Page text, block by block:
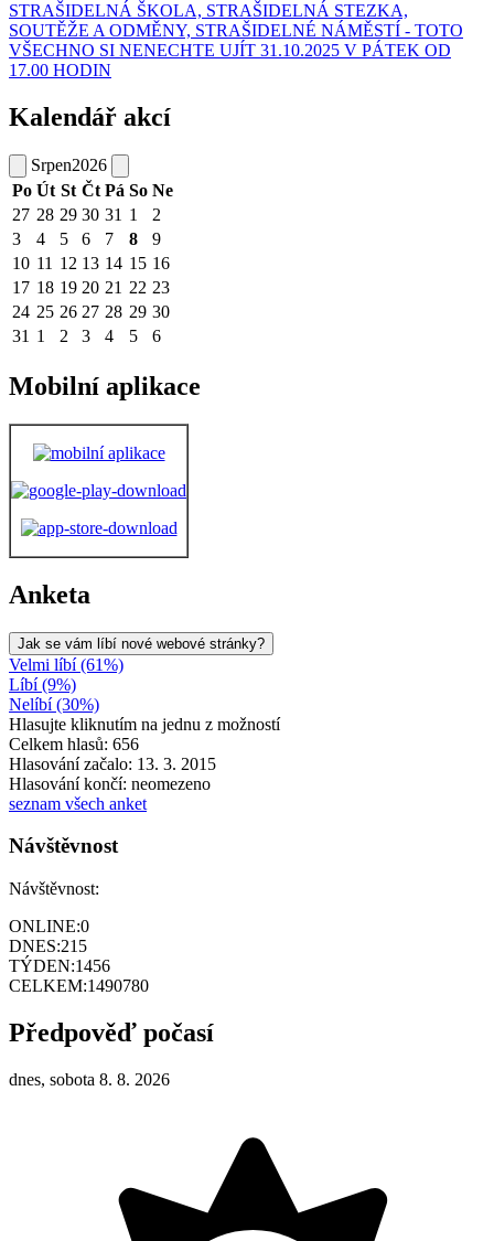
STRAŠIDELNÁ ŠKOLA, STRAŠIDELNÁ STEZKA,
SOUTĚŽE A ODMĚNY, STRAŠIDELNÉ NÁMĚSTÍ - TOTO
VŠECHNO SI NENECHTE UJÍT 31.10.2025 V PÁTEK OD
17.00 HODIN
Kalendář akcí
Srpen2026
Po Út St Čt Pá So Ne
27 28 29 30 31 1
2
3
4 5 6 7 8
9
10 11 12 13 14 15 16
17 18 19 20 21 22 23
24 25 26 27 28 29 30
31 1 2 3 4 5 6
Mobilní aplikace
Anketa
Jak se vám líbí nové webové stránky?
Velmi líbí (61%)
Líbí (9%)
Nelíbí (30%)
Hlasujte kliknutím na jednu z možností
Celkem hlasů: 656
Hlasování začalo: 13. 3. 2015
Hlasování končí: neomezeno
seznam všech anket
Návštěvnost
Návštěvnost:
ONLINE:0
DNES:215
TÝDEN:1456
CELKEM:1490780
Předpověď počasí
dnes, sobota 8. 8. 2026